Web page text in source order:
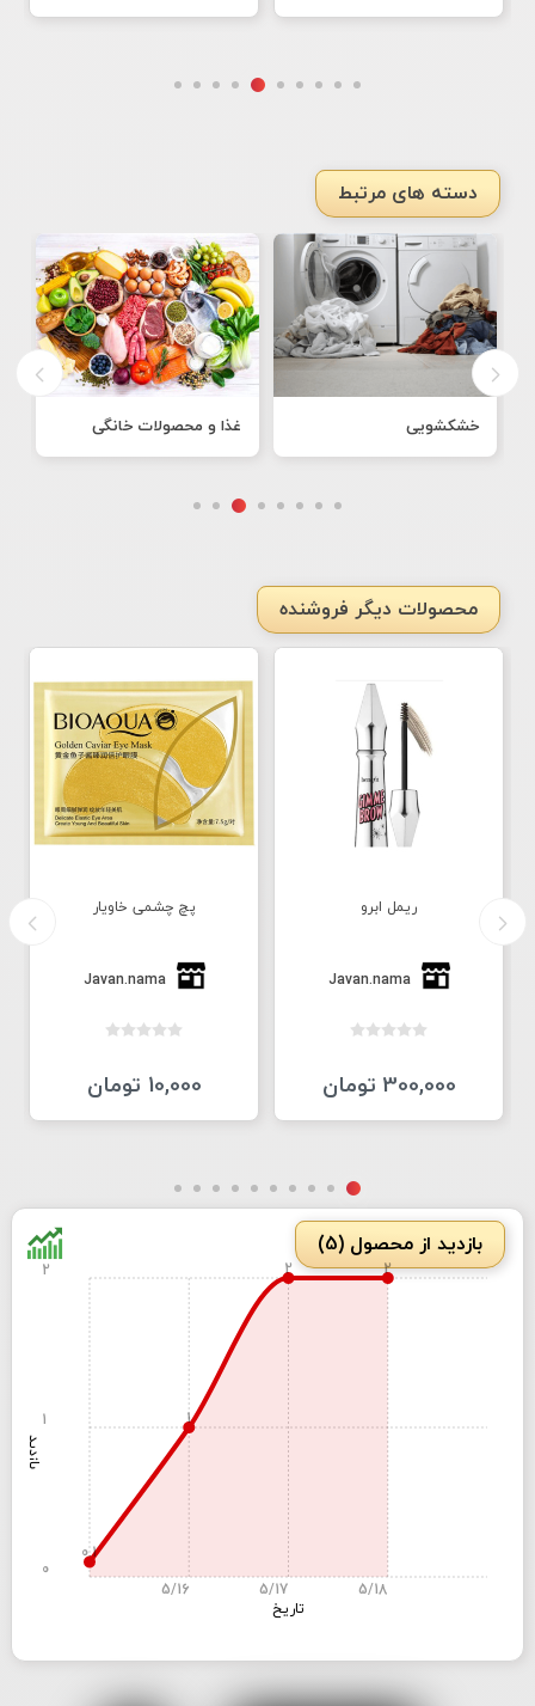
دسته های مرتبط
خشکشویی غذا و محصولات خانگی
محصولات دیگر فروشنده
ریمل ابرو
Javan.nama
300,000 تومان
پچ چشمی خاویار
Javan.nama
10,000 تومان
بازدید از محصول (5)
بازدید
تاریخ
0.1
1
2 2
5/16 5/17 5/18
0
1
2